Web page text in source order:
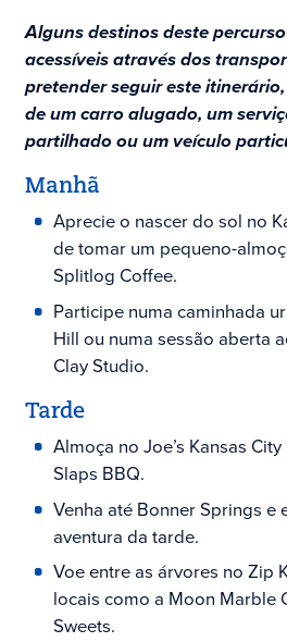
Alguns destinos deste
acessíveis através dos
pretender seguir este
de um carro alugado, um
partilhado ou um veículo
Manhã
Aprecie o nascer do sol no
de tomar um pequeno-
Splitlog Coffee.
Participe numa caminhada
Hill ou numa sessão aberta
Clay Studio.
Tarde
Almoça no Joe’s Kansas
Slaps BBQ.
Venha até Bonner Springs e
aventura da tarde.
Voe entre as árvores no Zip
locais como a Moon Marble
Sweets.